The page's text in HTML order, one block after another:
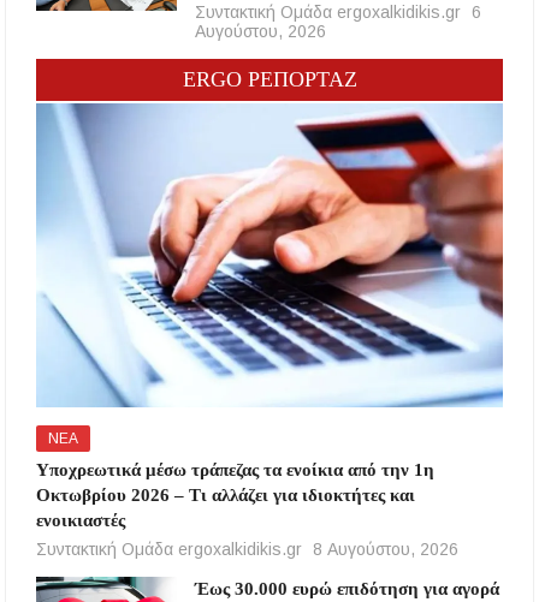
Συντακτική Ομάδα ergoxalkidikis.gr
6
Αυγούστου, 2026
ERGO ΡΕΠΟΡΤΑΖ
ΝΕΑ
Υποχρεωτικά μέσω τράπεζας τα ενοίκια από την 1η
Οκτωβρίου 2026 – Τι αλλάζει για ιδιοκτήτες και
ενοικιαστές
Συντακτική Ομάδα ergoxalkidikis.gr
8 Αυγούστου, 2026
Έως 30.000 ευρώ επιδότηση για αγορά